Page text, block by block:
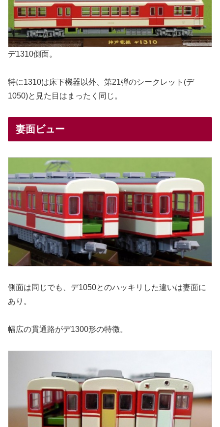
デ1310側面。
特に1310は床下機器以外、第21弾のシークレット(デ
1050)と見た目はまったく同じ。
妻面ビュー
側面は同じでも、デ1050とのハッキリした違いは妻面に
あり。
幅広の貫通路がデ1300形の特徴。